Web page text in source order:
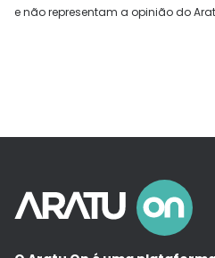
e não representam a opinião do